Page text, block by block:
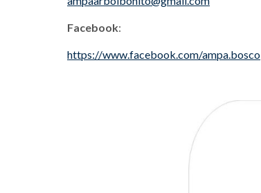
Facebook:
https://www.facebook.com/ampa.bosco